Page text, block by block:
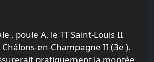
, poule A, le TT Saint-Louis II
en-Champagne II (3e ).
pratiquement la montée